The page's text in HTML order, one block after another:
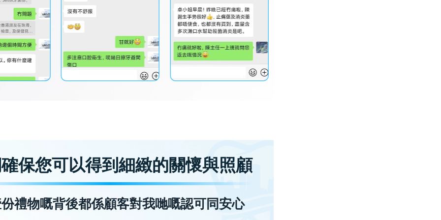
保您可以得到細緻的關懷與照顧
禮物嘅背後都係顧客對我哋嘅認可同安心